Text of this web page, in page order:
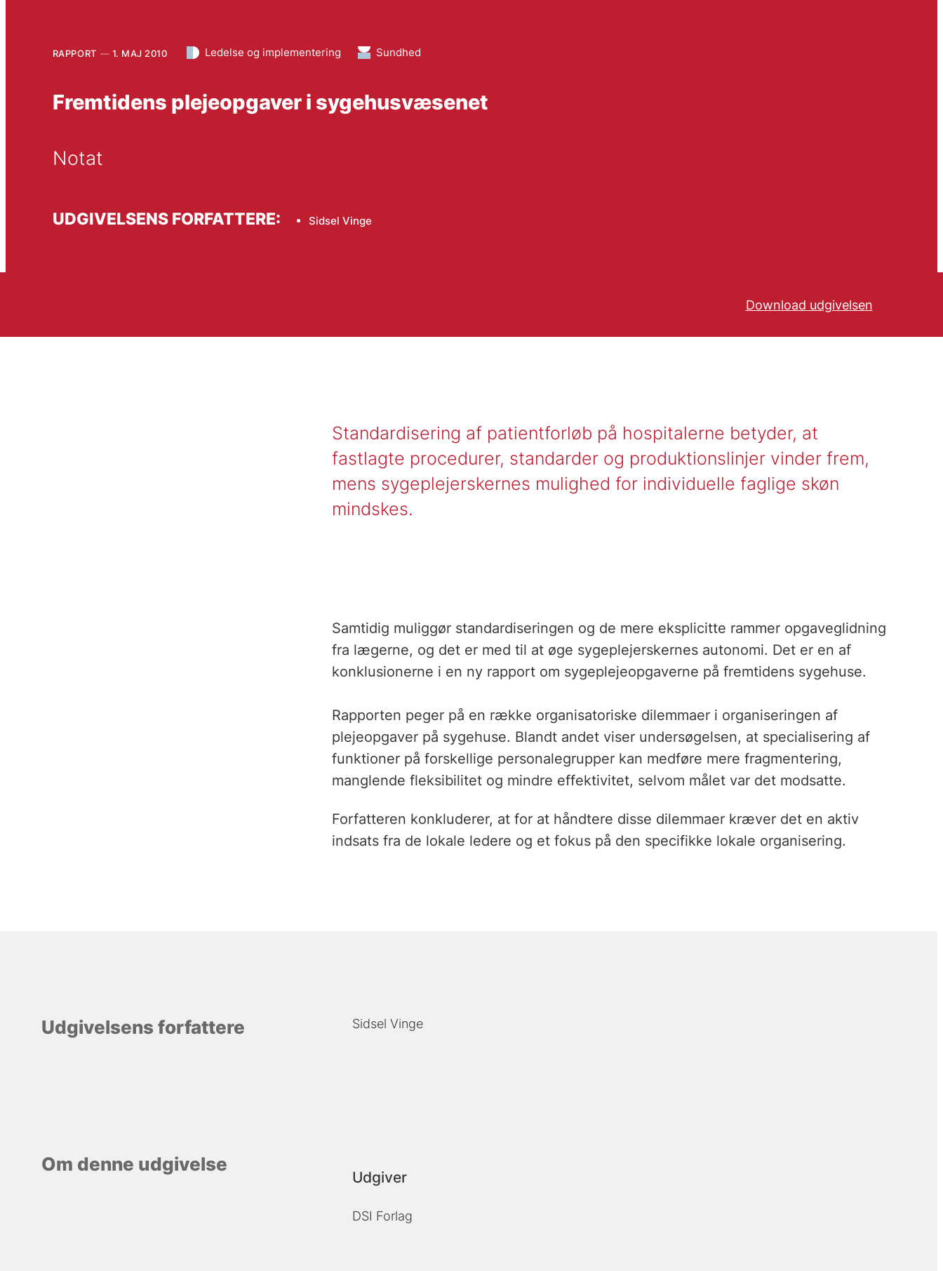
RAPPORT 1. MAJ 2010 Ledelse og implementering Sundhed
Fremtidens plejeopgaver i sygehusvæsenet
Notat
UDGIVELSENS FORFATTERE: Sidsel Vinge
Download udgivelsen
Standardisering af patientforløb på hospitalerne betyder, at
fastlagte procedurer, standarder og produktionslinjer vinder frem,
mens sygeplejerskernes mulighed for individuelle faglige skøn
mindskes.
Samtidig muliggør standardiseringen og de mere eksplicitte rammer opgaveglidning
fra lægerne, og det er med til at øge sygeplejerskernes autonomi. Det er en af
konklusionerne i en ny rapport om sygeplejeopgaverne på fremtidens sygehuse.
Rapporten peger på en række organisatoriske dilemmaer i organiseringen af
plejeopgaver på sygehuse. Blandt andet viser undersøgelsen, at specialisering af
funktioner på forskellige personalegrupper kan medføre mere fragmentering,
manglende fleksibilitet og mindre effektivitet, selvom målet var det modsatte.
Forfatteren konkluderer, at for at håndtere disse dilemmaer kræver det en aktiv
indsats fra de lokale ledere og et fokus på den specifikke lokale organisering.
Udgivelsens forfattere Sidsel Vinge
Om denne udgivelse
Udgiver
DSI Forlag